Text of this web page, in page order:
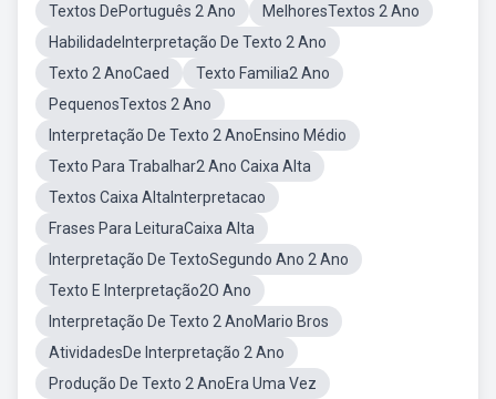
Textos DePortuguês 2 Ano
MelhoresTextos 2 Ano
HabilidadeInterpretação De Texto 2 Ano
Texto 2 AnoCaed
Texto Familia2 Ano
PequenosTextos 2 Ano
Interpretação De Texto 2 AnoEnsino Médio
Texto Para Trabalhar2 Ano Caixa Alta
Textos Caixa AltaInterpretacao
Frases Para LeituraCaixa Alta
Interpretação De TextoSegundo Ano 2 Ano
Texto E Interpretação2O Ano
Interpretação De Texto 2 AnoMario Bros
AtividadesDe Interpretação 2 Ano
Produção De Texto 2 AnoEra Uma Vez